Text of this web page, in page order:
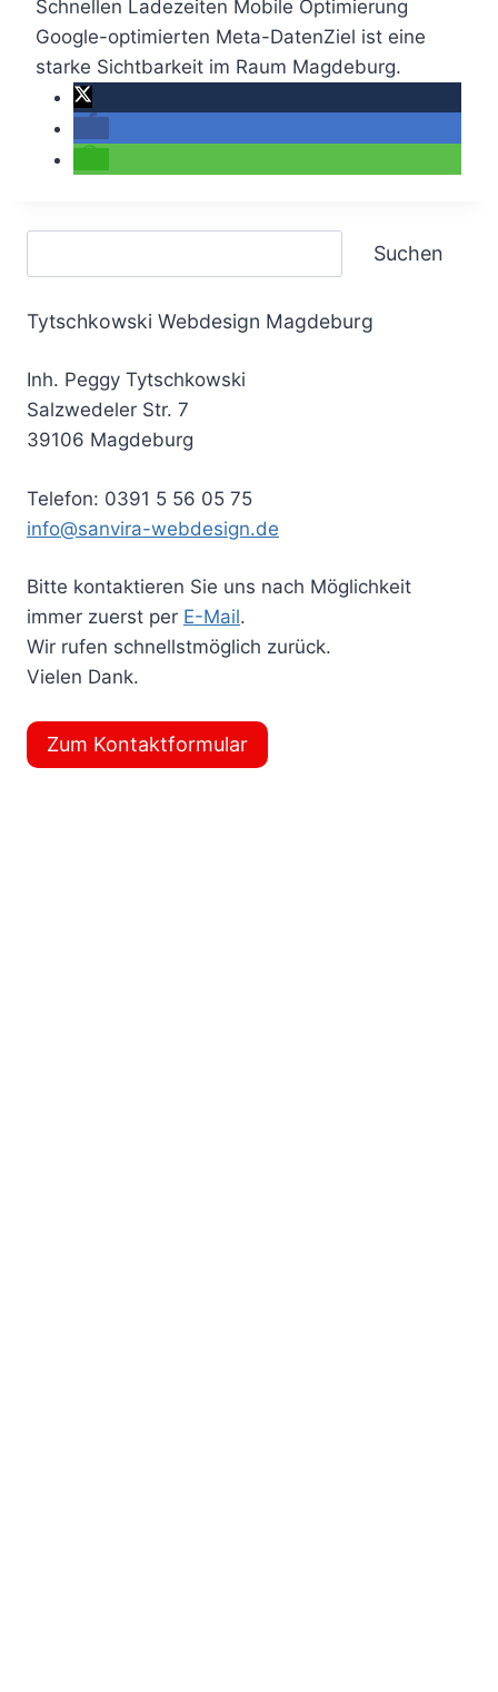
Schnellen Ladezeiten Mobile Optimierung
Google-optimierten Meta-DatenZiel ist eine
starke Sichtbarkeit im Raum Magdeburg.
Suchen
Tytschkowski Webdesign Magdeburg
Inh. Peggy Tytschkowski
Salzwedeler Str. 7
39106 Magdeburg
Telefon: 0391 5 56 05 75
info@sanvira-webdesign.de
Bitte kontaktieren Sie uns nach Möglichkeit
immer zuerst per E-Mail.
Wir rufen schnellstmöglich zurück.
Vielen Dank.
Zum Kontaktformular